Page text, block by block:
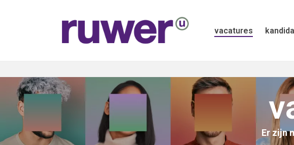
vacatures
Er zijn